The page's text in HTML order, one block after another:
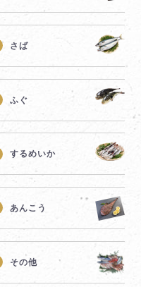
さば
ふぐ
するめいか
あんこう
その他